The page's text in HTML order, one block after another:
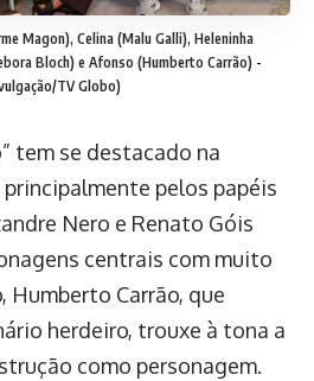
Magon), Celina (Malu Galli), Heleninha
Bloch) e Afonso (Humberto Carrão) -
TV Globo)
tem se destacado na
principalmente pelos papéis
Nero e Renato Góis
centrais com muito
Carrão, que
herdeiro, trouxe à tona a
como personagem.